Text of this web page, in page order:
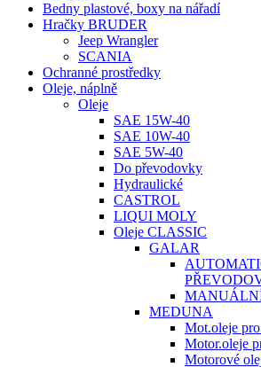
Bedny plastové, boxy na nářadí
Hračky BRUDER
Jeep Wrangler
SCANIA
Ochranné prostředky
Oleje, náplně
Oleje
SAE 15W-40
SAE 10W-40
SAE 5W-40
Do převodovky
Hydraulické
CASTROL
LIQUI MOLY
Oleje CLASSIC
GALAR
MEDUNA
Mot.oleje
Motor.oleje
Motorové